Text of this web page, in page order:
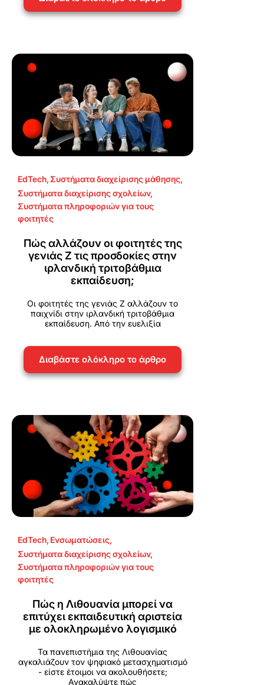
EdTech,Συστήματα διαχείρισης μάθησης,
Συστήματα διαχείρισης σχολείων,
Συστήματα πληροφοριών για τους
φοιτητές
Πώς αλλάζουν οι φοιτητές της
γενιάς Z τις προσδοκίες στην
ιρλανδική τριτοβάθμια
εκπαίδευση;
Οι φοιτητές της γενιάς Z αλλάζουν το
παιχνίδι στην ιρλανδική τριτοβάθμια
εκπαίδευση. Από την ευελιξία
Διαβάστε ολόκληρο το άρθρο
EdTech, Ενσωματώσεις,
Συστήματα διαχείρισης σχολείων,
Συστήματα πληροφοριών για τους
φοιτητές
Πώς η Λιθουανία μπορεί να
επιτύχει εκπαιδευτική αριστεία
με ολοκληρωμένο λογισμικό
Τα πανεπιστήμια της Λιθουανίας
αγκαλιάζουν τον ψηφιακό μετασχηματισμό
- είστε έτοιμοι να ακολουθήσετε;
Ανακαλύψτε πώς